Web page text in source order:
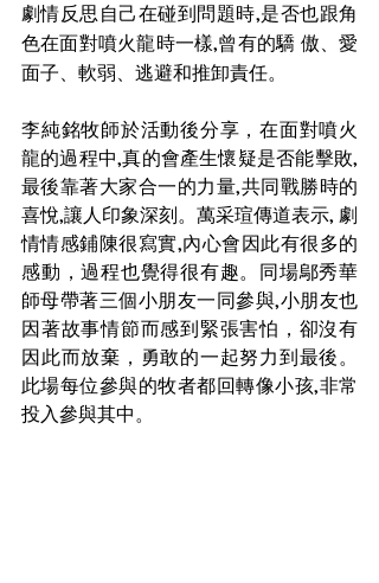
劇情反思自己在碰到問題時,是否也跟角
色在面對噴火龍時一樣,曾有的驕 傲、愛
面子、軟弱、逃避和推卸責任。
李純銘牧師於活動後分享，在面對噴火
龍的過程中,真的會產生懷疑是否能擊敗,
最後靠著大家合一的力量,共同戰勝時的
喜悅,讓人印象深刻。萬采瑄傳道表示, 劇
情情感鋪陳很寫實,內心會因此有很多的
感動，過程也覺得很有趣。同場鄔秀華
師母帶著三個小朋友一同參與,小朋友也
因著故事情節而感到緊張害怕，卻沒有
因此而放棄，勇敢的一起努力到最後。
此場每位參與的牧者都回轉像小孩,非常
投入參與其中。